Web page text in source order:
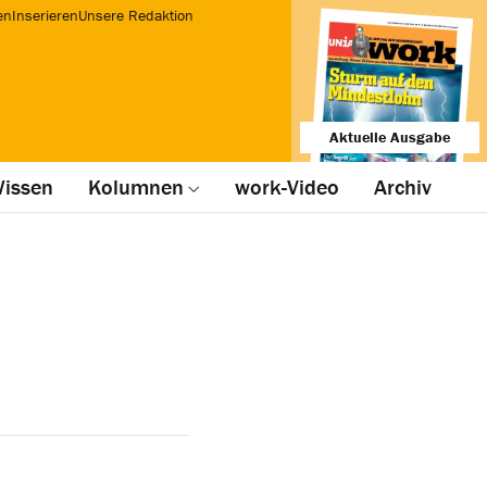
InserierenUnsere Redaktion
Aktuelle Ausgabe
Kolumnen work-Video Archiv